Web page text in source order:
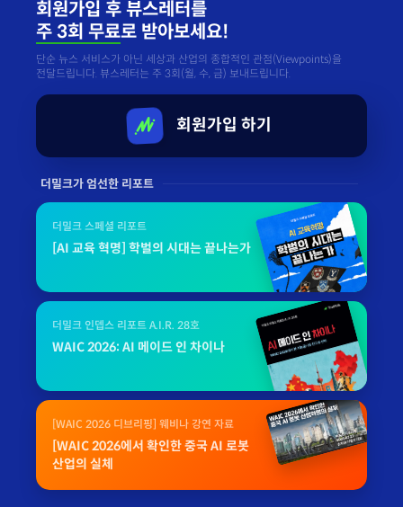
회원가입 후 뷰스레터를
주 3회 무료로 받아보세요!
단순 뉴스 서비스가 아닌 세상과 산업의 종합적인 관점(Viewpoints)을
전달드립니다. 뷰스레터는 주 3회(월, 수, 금) 보내드립니다.
회원가입 하기
더밀크가 엄선한 리포트
더밀크 스페셜 리포트
[AI 교육 혁명] 학벌의 시대는 끝나는가
더밀크 인뎁스 리포트 A.I.R. 28호
WAIC 2026: AI 메이드 인 차이나
[WAIC 2026 디브리핑] 웨비나 강연 자료
[WAIC 2026에서 확인한 중국 AI 로봇
산업의 실체